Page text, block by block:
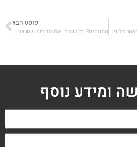
עכשיו זה מוכח: חזרה לעבודה לאחר גיל פרישה מעכבת הידרדרות קוגנטיבית
פוסט הבא
מתנדבים? כל הכבוד. אלו הזכויות שחשוב שתכירו
ומידע נוסף